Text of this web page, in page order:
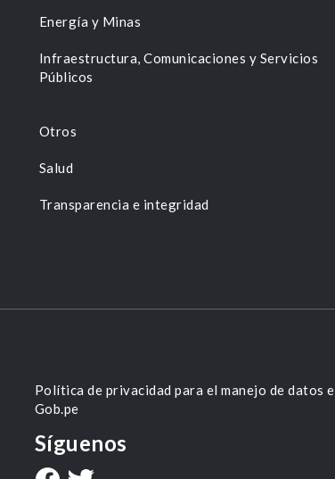
Energía y Minas
Infraestructura, Comunicaciones y Servicios
Públicos
Otros
Salud
Transparencia e integridad
Política de privacidad para el manejo de datos
Gob.pe
Síguenos